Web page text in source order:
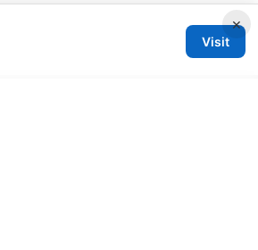
×
Visit